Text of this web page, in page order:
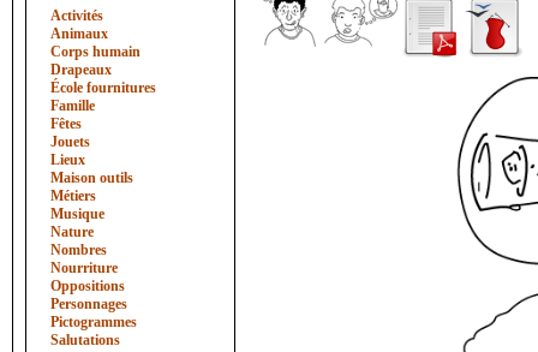
Activités
Animaux
Corps humain
Drapeaux
École fournitures
Famille
Fêtes
Jouets
Lieux
Maison outils
Métiers
Musique
Nature
Nombres
Nourriture
Oppositions
Personnages
Pictogrammes
Salutations